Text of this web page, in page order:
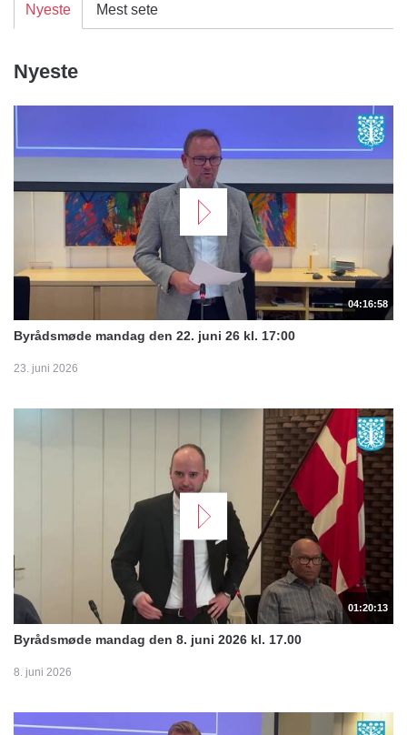
Nyeste Mest sete
Nyeste
04:16:58
Byrådsmøde mandag den 22. juni 26 kl. 17:00
23. juni 2026
01:20:13
Byrådsmøde mandag den 8. juni 2026 kl. 17.00
8. juni 2026